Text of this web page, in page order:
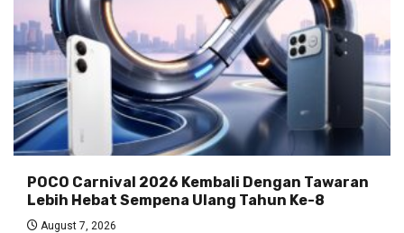
POCO Carnival 2026 Kembali Dengan Tawaran
Lebih Hebat Sempena Ulang Tahun Ke-8
August 7, 2026